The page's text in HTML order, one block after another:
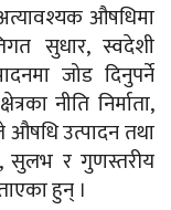
औषधिमा
सुधार, स्वदेशी
जोड दिनुपर्ने
नीति निर्माता,
औषधि उत्पादन तथा
सुलभ र गुणस्तरीय
हुन् ।